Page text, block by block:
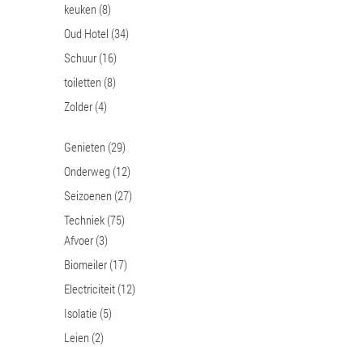
keuken (8)
Oud Hotel (34)
Schuur (16)
toiletten (8)
Zolder (4)
Genieten (29)
Onderweg (12)
Seizoenen (27)
Techniek (75)
Afvoer (3)
Biomeiler (17)
Electriciteit (12)
Isolatie (5)
Leien (2)